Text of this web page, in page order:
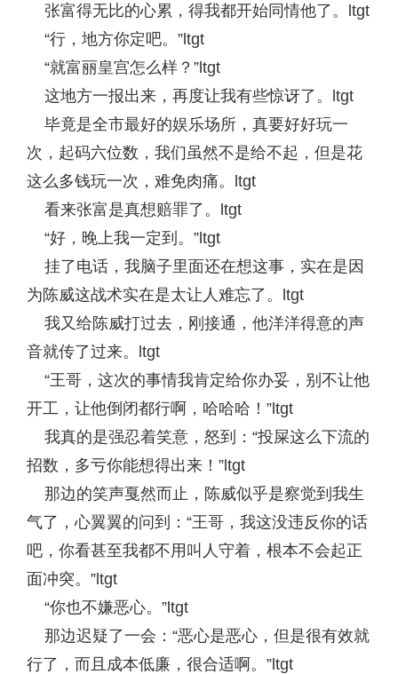
张富得无比的心累，得我都开始同情他了。ltgt
“行，地方你定吧。”ltgt
“就富丽皇宫怎么样？”ltgt
这地方一报出来，再度让我有些惊讶了。ltgt
毕竟是全市最好的娱乐场所，真要好好玩一
次，起码六位数，我们虽然不是给不起，但是花
这么多钱玩一次，难免肉痛。ltgt
看来张富是真想赔罪了。ltgt
“好，晚上我一定到。”ltgt
挂了电话，我脑子里面还在想这事，实在是因
为陈威这战术实在是太让人难忘了。ltgt
我又给陈威打过去，刚接通，他洋洋得意的声
音就传了过来。ltgt
“王哥，这次的事情我肯定给你办妥，别不让他
开工，让他倒闭都行啊，哈哈哈！”ltgt
我真的是强忍着笑意，怒到：“投屎这么下流的
招数，多亏你能想得出来！”ltgt
那边的笑声戛然而止，陈威似乎是察觉到我生
气了，心翼翼的问到：“王哥，我这没违反你的话
吧，你看甚至我都不用叫人守着，根本不会起正
面冲突。”ltgt
“你也不嫌恶心。”ltgt
那边迟疑了一会：“恶心是恶心，但是很有效就
行了，而且成本低廉，很合适啊。”ltgt